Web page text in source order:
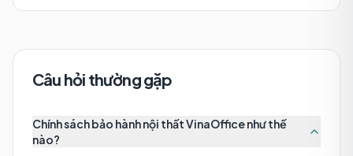
Câu hỏi thường gặp
Chính sách bảo hành nội thất VinaOffice như thế
nào?